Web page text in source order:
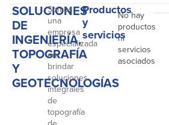
SOLUCIONES
DE
INGENIERÍA,
TOPOGRAFÍA
Y
GEOTECNOLOGÍAS
Somos
una
empresa
especializada
en
brindar
soluciones
integrales
de
topografía
Productos
y
servicios
No hay
productos
ni
servicios
asociados